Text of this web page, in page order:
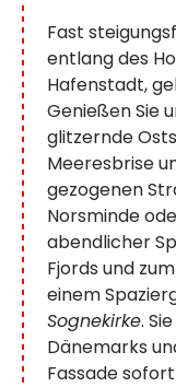
Fast
entlang des
Hafenstadt,
Genießen Sie
glitzernde
Meeresbrise
gezogenen
Norsminde
abendlicher
Fjords und
einem
Sognekirke.
Dänemarks
Fassade